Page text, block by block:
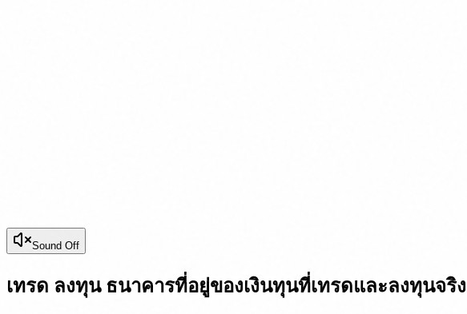
Sound Off
เทรด ลงทุน ธนาคารที่อยู่ของเงินทุนที่เทรดและลงทุนจริง